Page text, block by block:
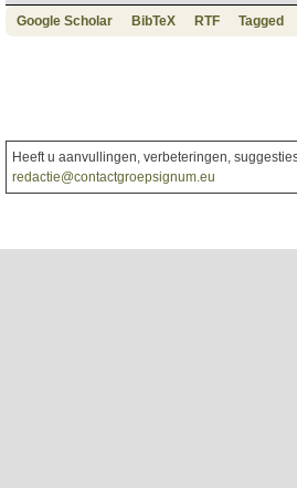
Google Scholar
BibTeX RTF Tagged
Heeft u aanvullingen, verbeteringen,
redactie@contactgroepsignum.eu